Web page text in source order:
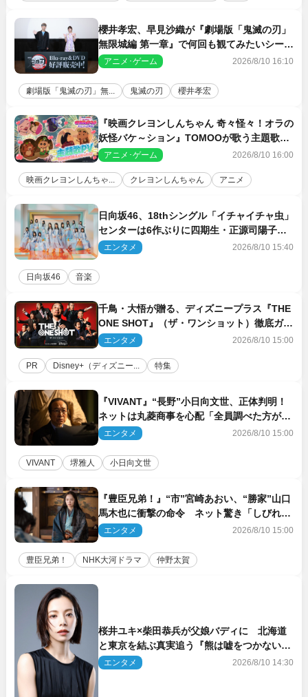
櫻井孝宏、早見沙織が『劇場版「鬼滅の刃」
無限城編 第一章』で何回も観てみたいシーン
とは？ イベントレポート到着
アニメ･ゲーム 2026/8/10 16:10
劇場版「鬼滅の刃」無... 鬼滅の刃 櫻井孝宏
『映画クレヨンしんちゃん 奇々怪々！オラの
妖怪バケ～ション』TOMOOが歌う主題歌
「大人になったら」PV解禁
アニメ･ゲーム 2026/8/10 16:00
映画クレヨンしんちゃ... クレヨンしんちゃん アニメ
日向坂46、18thシングル「イチャイチャ虫」
センターは6作ぶりに四期生・正源司陽子
新ビジュアル解禁
エンタメ 2026/8/10 15:40
日向坂46 音楽
千鳥・大悟が贈る、ディズニープラス『THE
ONE SHOT』（ザ・ワンショット）徹底ガイ
ド！ 今のお笑い界に一石を投じる“真の笑
エンタメ 2026/8/10 15:00
PR Disney+（ディズニー... 特集
『VIVANT』“長野”小日向文世、正体判明！
ネットは丸菱商事を心配「全員調べた方がい
い」「魔境すぎん？？」
エンタメ 2026/8/10 15:00
VIVANT 堺雅人 小日向文世
『豊臣兄弟！』“市”宮崎あおい、“勝家”山口
馬木也に衝撃の命令 ネット驚き「しびれた
なぁ」「激アツ!!」（ネタバレあり）
エンタメ 2026/8/10 15:00
豊臣兄弟！ NHK大河ドラマ 仲野太賀
桜井ユキ×柴田恭兵が父娘バディに 北海道
と東京を結ぶ真実追う『熊は嘘をつかない』
2027年春放送
エンタメ 2026/8/10 14:30